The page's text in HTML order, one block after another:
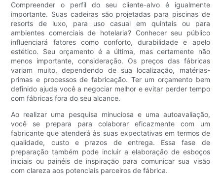
Compreender o perfil do seu cliente-alvo é igualmente
importante. Suas cadeiras são projetadas para piscinas de
resorts de luxo, para uso casual em quintais ou para
ambientes comerciais de hotelaria? Conhecer seu público
influenciará fatores como conforto, durabilidade e apelo
estético. Seu orçamento é a última, mas certamente não
menos importante, consideração. Os preços das fábricas
variam muito, dependendo de sua localização, matérias-
primas e processos de fabricação. Ter um orçamento bem
definido ajuda você a negociar melhor e evitar perder tempo
com fábricas fora do seu alcance.
Ao realizar uma pesquisa minuciosa e uma autoavaliação,
você se prepara para colaborar eficazmente com um
fabricante que atenderá às suas expectativas em termos de
qualidade, custo e prazos de entrega. Essa fase de
preparação também pode incluir a elaboração de esboços
iniciais ou painéis de inspiração para comunicar sua visão
com clareza aos potenciais parceiros de fábrica.